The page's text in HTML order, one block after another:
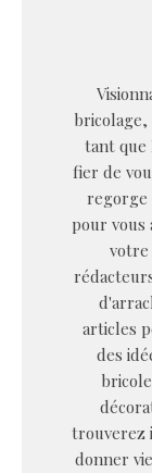
bricolage,
tant que
fier de
regorge
pour vous
votre
articles
des
trouverez
donner